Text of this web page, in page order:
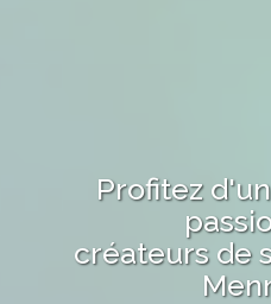
Profitez
créateurs de